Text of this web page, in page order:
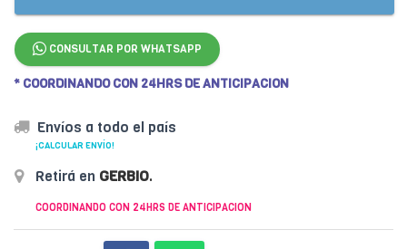
CONSULTAR POR WHATSAPP
* COORDINANDO CON 24HRS DE ANTICIPACION
Envíos a todo el país
¡CALCULAR ENVÍO!
Retirá en GERBIO.
COORDINANDO CON 24HRS DE ANTICIPACION